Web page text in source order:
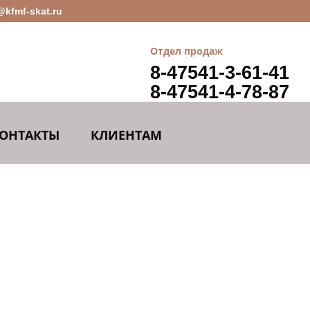
skat.ru
Отдел продаж
8-47541-3-61-41
8-47541-4-78-87
КЛИЕНТАМ